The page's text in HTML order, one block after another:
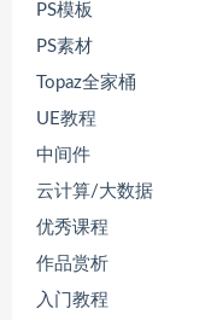
PS模板
PS素材
Topaz全家桶
UE教程
中间件
云计算/大数据
优秀课程
作品赏析
入门教程